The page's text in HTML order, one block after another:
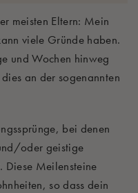
meisten Eltern: Mein
viele Gründe haben.
und Wochen hinweg
an der sogenannten
bei denen
oder geistige
Diese Meilensteine
so dass dein